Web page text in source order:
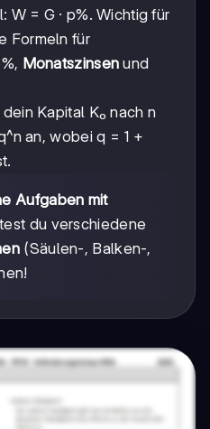
= G · p%. Wichtig für
Formeln für
Monatszinsen und
Kapital K₀ nach n
an, wobei q = 1 +
Aufgaben mit
du verschiedene
(Säulen-, Balken-,